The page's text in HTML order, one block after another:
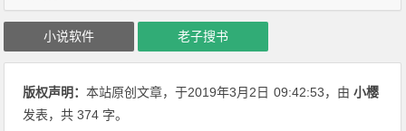
小说软件 老子搜书
版权声明：本站原创文章，于2019年3月2日 09:42:53，由小樱
发表，共 374 字。